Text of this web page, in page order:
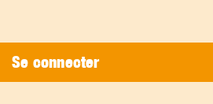
Se connecter